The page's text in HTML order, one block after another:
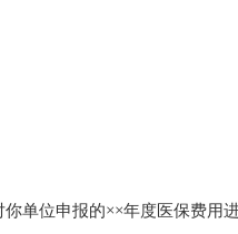
你单位申报的××年度医保费用